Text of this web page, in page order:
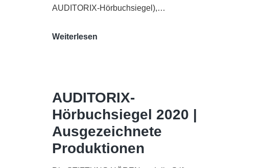
AUDITORIX-Hörbuchsiegel),…
Weiterlesen
Funkhaus
Köln
AUDITORIX-
Hörbuchsiegel 2020 |
Ausgezeichnete
Produktionen